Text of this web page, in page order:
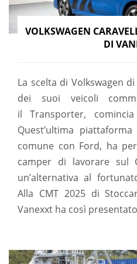
VOLKSWAGEN
DI
La scelta di Volkswagen
dei suoi veicoli
il Transporter,
Quest’ultima
comune con Ford, ha
camper di lavorare sul
un’alternativa al
Alla CMT 2025 di
Vanexxt ha così